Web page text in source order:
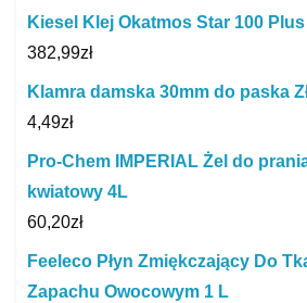
Kiesel Klej Okatmos Star 100
382,99zł
Klamra damska 30mm do paska
4,49zł
Pro-Chem IMPERIAL Żel do
kwiatowy 4L
60,20zł
Feeleco Płyn Zmiękczający Do
Zapachu Owocowym 1 L